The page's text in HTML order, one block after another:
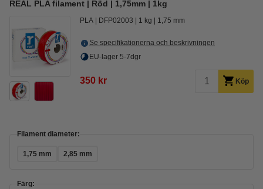
REAL PLA filament | Röd | 1,75mm | 1kg
PLA DFP02003 1 kg 1,75 mm
Se specifikationerna och beskrivningen
EU-lager 5-7dgr
350 kr Köp
Filament diameter:
1,75 mm 2,85 mm
Färg: